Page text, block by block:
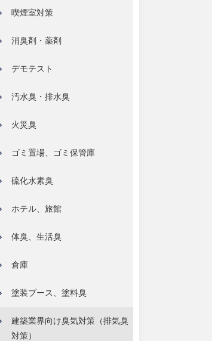
喫煙室対策
消臭剤・薬剤
デモテスト
汚水臭・排水臭
火災臭
ゴミ置場、ゴミ保管庫
硫化水素臭
ホテル、旅館
体臭、生活臭
倉庫
塗装ブース、塗料臭
建築業界向け臭気対策（排気臭
対策）